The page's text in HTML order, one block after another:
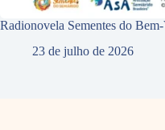
Radionovela Sementes do
23 de julho de 2026